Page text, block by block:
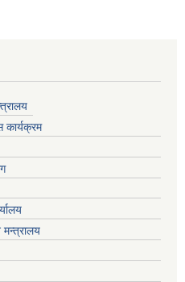
कार्यक्रम
मन्त्रालय